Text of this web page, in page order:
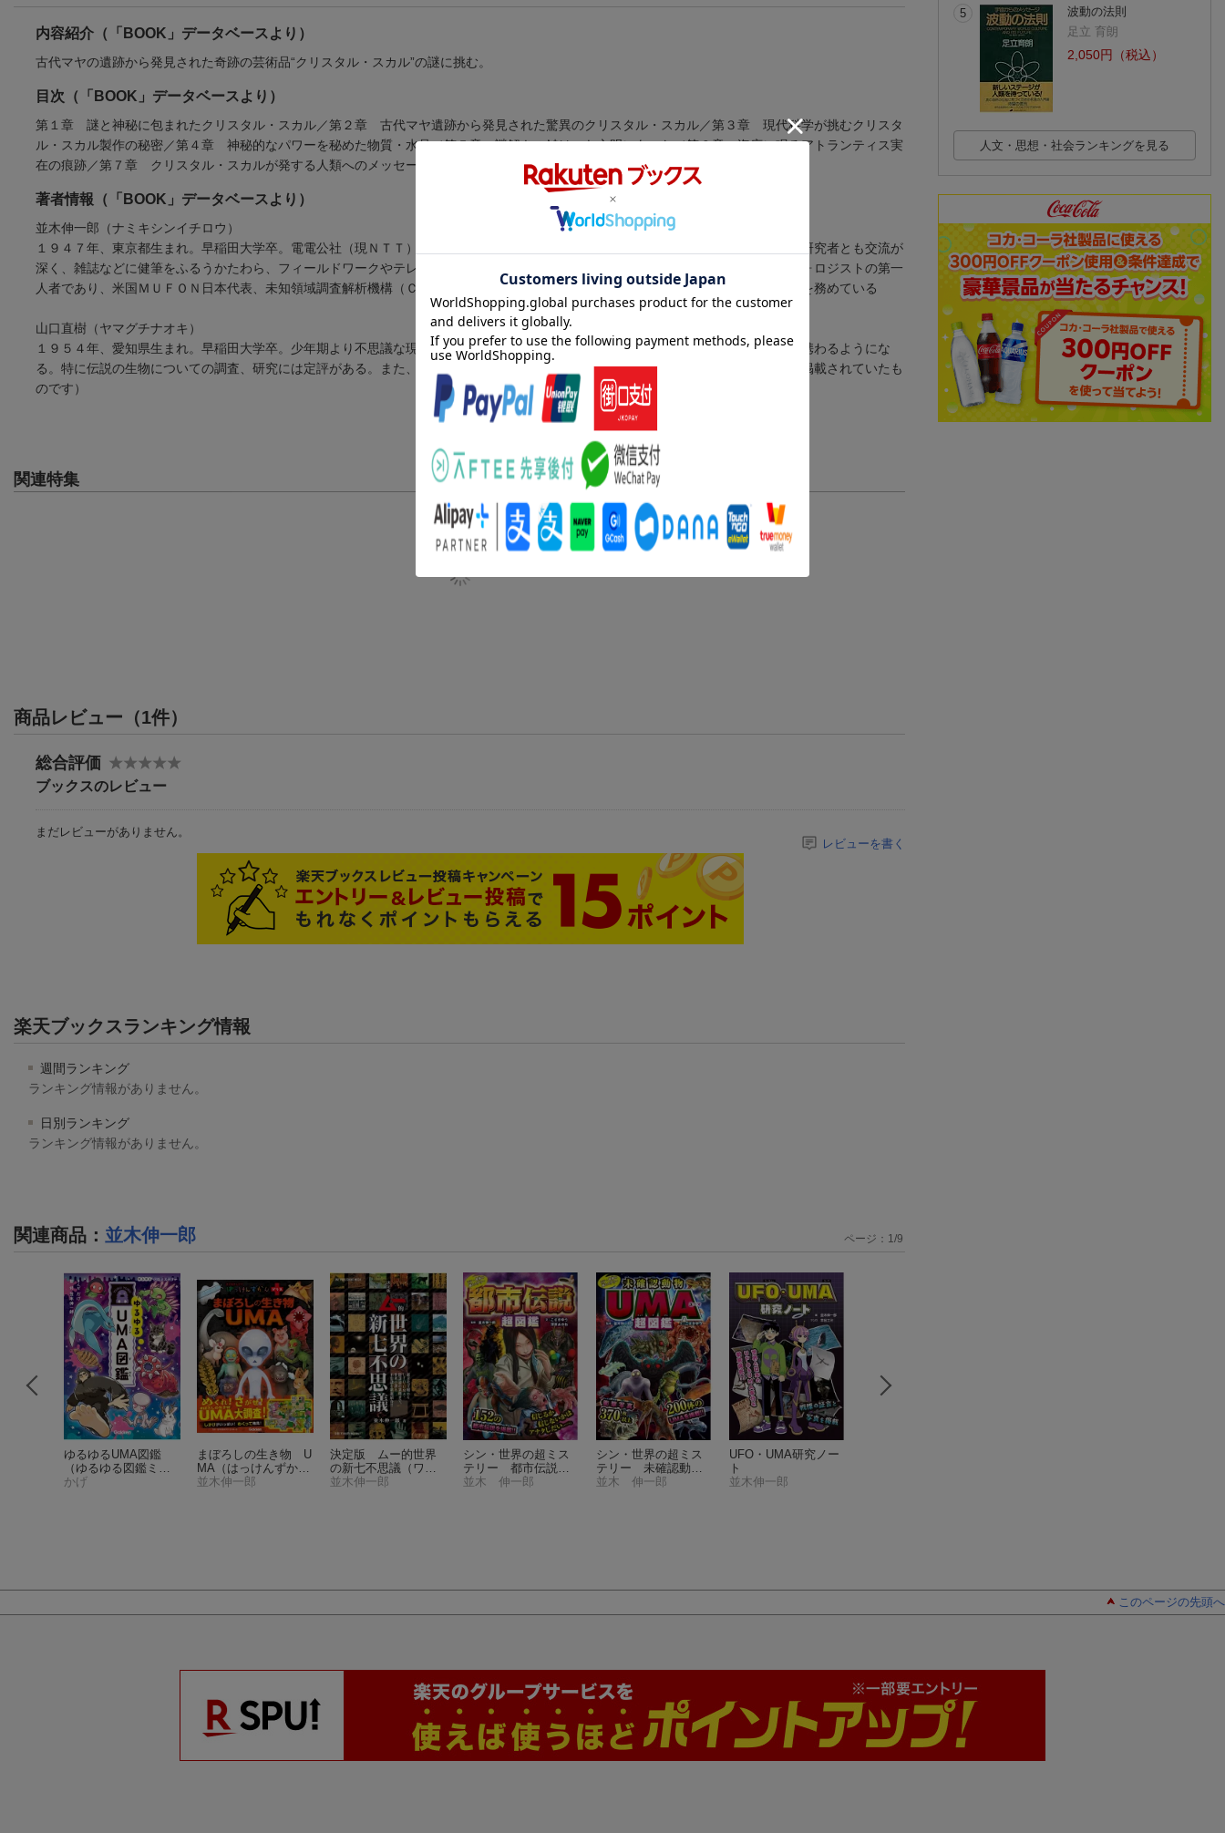
内容紹介（「BOOK」データベースより）
古代マヤの遺跡から発見された奇跡の芸術品“クリスタル・スカル”の謎に挑む。
目次（「BOOK」データベースより）
第１章 謎と神秘に包まれたクリスタル・スカル／第２章 古代マヤ遺跡から発見された驚異のクリスタル・スカル／第３章 現代科学が挑むクリスタ
ル・スカル製作の秘密／第４章 神秘的なパワーを秘めた物質・水晶／第５章 謎解きの鍵はマヤ文明にあった／第６章 海底に眠るアトランティス実
在の痕跡／第７章 クリスタル・スカルが発する人類へのメッセージ
著者情報（「BOOK」データベースより）
並木伸一郎（ナミキシンイチロウ）
１９４７年、東京都生まれ。早稲田大学卒。電電公社（現ＮＴＴ）勤務ののち、奇現象、特にＵＦＯ問題の調査・研究に専念。海外の研究者とも交流が
深く、雑誌などに健筆をふるうかたわら、フィールドワークやテレビ出演など、精力的に活動している。わが国における科学派ユーフォロジストの第一
人者であり、米国ＭＵＦＯＮ日本代表、未知領域調査解析機構（ＣＴＭ）代表、国際未知動物学会会員、日本宇宙現象研究会会長などを務めている
山口直樹（ヤマグチナオキ）
１９５４年、愛知県生まれ。早稲田大学卒。少年期より不思議な現象や事象、古代史、民俗学などの神秘的側面に関心を抱き、研究に携わるようにな
る。特に伝説の生物についての調査、研究には定評がある。また、映画評論家としても活躍（本データはこの書籍が刊行された当時に掲載されていたも
のです）
関連特集
商品レビュー（1件）
総合評価
ブックスのレビュー
まだレビューがありません。
レビューを書く
楽天ブックスランキング情報
週間ランキング
ランキング情報がありません。
日別ランキング
ランキング情報がありません。
関連商品 ： 並木伸一郎
ゆるゆるUMA図鑑
（ゆるゆる図鑑ミス
テリー）
かげ
まぼろしの生き物 U
MA （はっけんずかん
プラス）
並木伸一郎
決定版 ムー的世界
の新七不思議 （ワ
ン・パブリッシング
並木伸一郎
シン・世界の超ミス
テリー 都市伝説超
図鑑 （単行本 424）
並木 伸一郎
シン・世界の超ミス
テリー 未確認動物U
MA超図鑑（単行本
並木 伸一郎
UFO・UMA研究ノー
ト
並木伸一郎
ページ： 1 /9
5
波動の法則
足立 育朗
2,050円（税込）
人文・思想・社会ランキングを見る
このページの先頭へ